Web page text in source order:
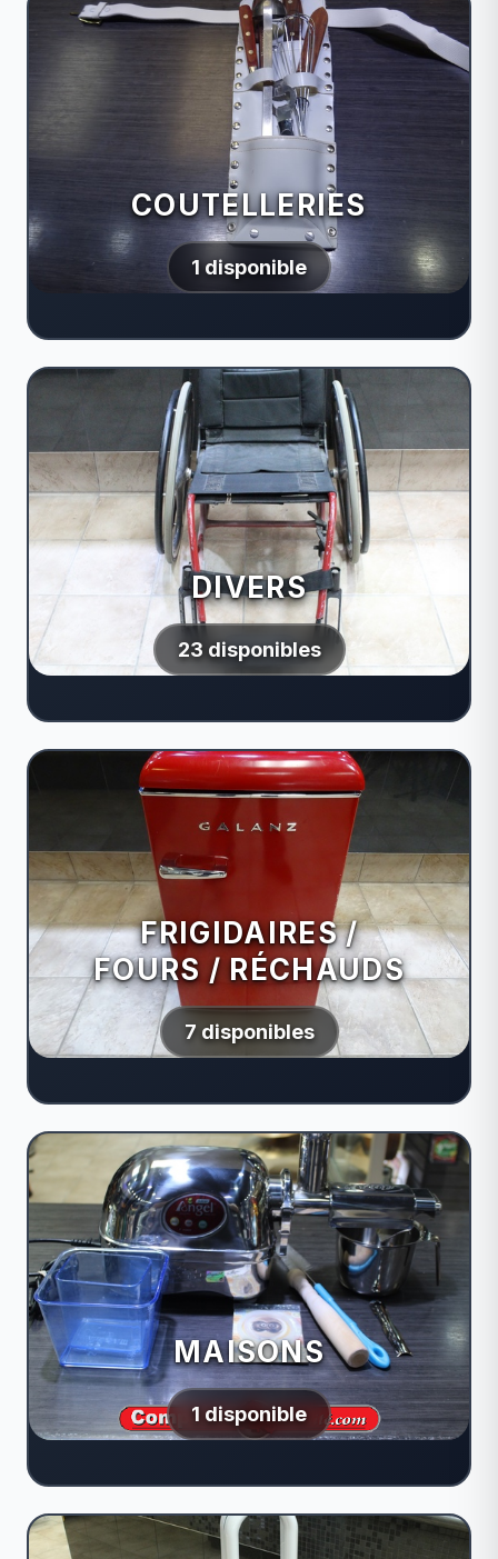
COUTELLERIES
1 disponible
DIVERS
23 disponibles
FRIGIDAIRES /
FOURS / RÉCHAUDS
7 disponibles
MAISONS
1 disponible